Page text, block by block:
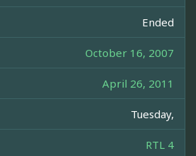
Ended
October 16, 2007
April 26, 2011
Tuesday,
RTL 4